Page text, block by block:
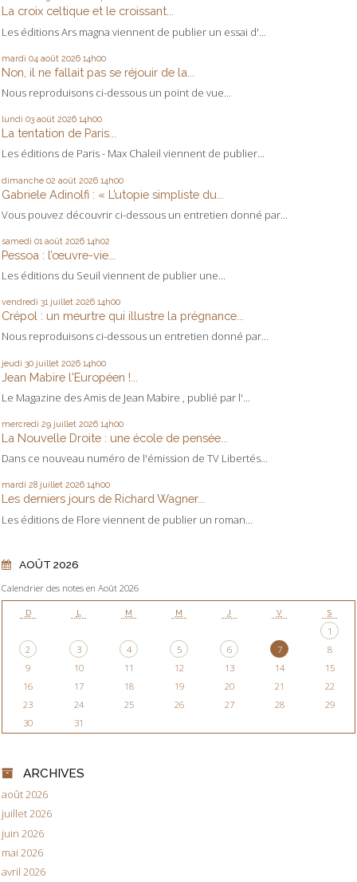
La croix celtique et le croissant...
Les éditions Ars magna viennent de publier un essai d'...
mardi 04 août 2026 14h00
Non, il ne fallait pas se réjouir de la...
Nous reproduisons ci-dessous un point de vue...
lundi 03 août 2026 14h00
La tentation de Paris...
Les éditions de Paris - Max Chaleil viennent de publier...
dimanche 02 août 2026 14h00
Gabriele Adinolfi : « L’utopie simpliste du...
Vous pouvez découvrir ci-dessous un entretien donné par...
samedi 01 août 2026 14h02
Pessoa : l’œuvre-vie...
Les éditions du Seuil viennent de publier une...
vendredi 31 juillet 2026 14h00
Crépol : un meurtre qui illustre la prégnance...
Nous reproduisons ci-dessous un entretien donné par...
jeudi 30 juillet 2026 14h00
Jean Mabire l'Européen !...
Le Magazine des Amis de Jean Mabire , publié par l'...
mercredi 29 juillet 2026 14h00
La Nouvelle Droite : une école de pensée...
Dans ce nouveau numéro de l'émission de TV Libertés...
mardi 28 juillet 2026 14h00
Les derniers jours de Richard Wagner...
Les éditions de Flore viennent de publier un roman...
AOÛT 2026
Calendrier des notes en Août 2026
D L M M J V S
1
2
3 4 5 6 7
8
9
10 11 12 13 14
15
16
17 18 19 20 21
22
23
24 25 26 27 28
29
30
31
ARCHIVES
août 2026
juillet 2026
juin 2026
mai 2026
avril 2026